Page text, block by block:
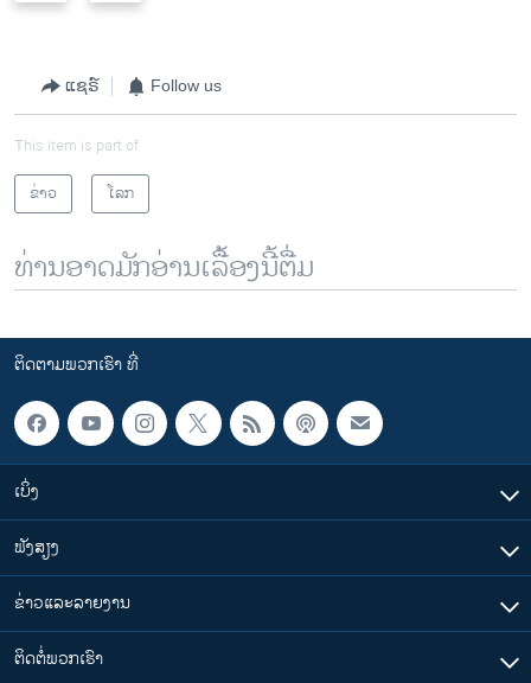
e
u
s
l
d
x
s
d
ແຊຣ໌ Follow us
This item is part of
ຂ່າວ
ໂລກ
ທ່ານອາດມັກອ່ານເລື້ອງນີ້ຕື່ມ
ຕິດຕາມພວກເຮົາ ທີ່
ເບິ່ງ
ຟັງສຽງ
ຂ່າວແລະລາຍງານ
ຕິດຕໍ່ພວກເຮົາ